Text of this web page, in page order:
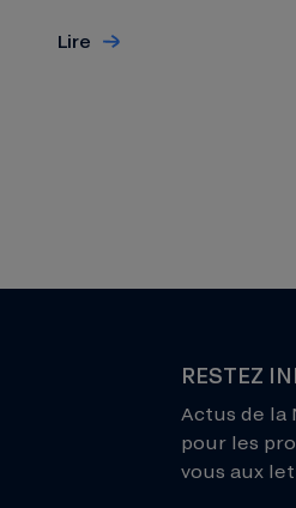
Lire
RESTEZ
Actus de la
pour les
vous aux